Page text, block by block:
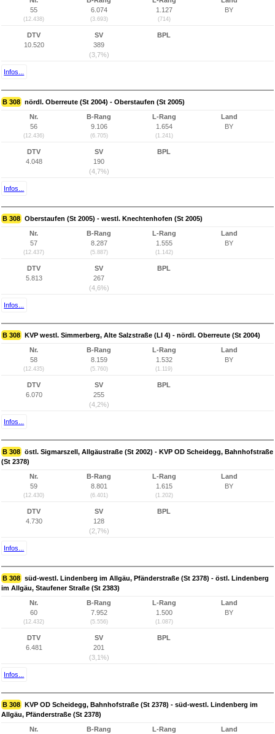
55
(12.438)
6.074
(3.693)
1.127
(714)
BY
DTV
10.520
SV
389
(3,7%)
BPL
Infos...
B 308 nördl. Oberreute (St 2004) - Oberstaufen (St 2005)
Nr.
56
(12.436)
B-Rang
9.106
(6.705)
L-Rang
1.654
(1.241)
Land
BY
DTV
4.048
SV
190
(4,7%)
BPL
Infos...
B 308 Oberstaufen (St 2005) - westl. Knechtenhofen (St 2005)
Nr.
57
(12.437)
B-Rang
8.287
(5.887)
L-Rang
1.555
(1.142)
Land
BY
DTV
5.813
SV
267
(4,6%)
BPL
Infos...
B 308 KVP westl. Simmerberg, Alte Salzstraße (LI 4) - nördl. Oberreute (St 2004)
Nr.
58
(12.435)
B-Rang
8.159
(5.760)
L-Rang
1.532
(1.119)
Land
BY
DTV
6.070
SV
255
(4,2%)
BPL
Infos...
B 308 östl. Sigmarszell, Allgäustraße (St 2002) - KVP OD Scheidegg, Bahnhofstraße
(St 2378)
Nr.
59
(12.430)
B-Rang
8.801
(6.401)
L-Rang
1.615
(1.202)
Land
BY
DTV
4.730
SV
128
(2,7%)
BPL
Infos...
B 308 süd-westl. Lindenberg im Allgäu, Pfänderstraße (St 2378) - östl. Lindenberg
im Allgäu, Staufener Straße (St 2383)
Nr.
60
(12.432)
B-Rang
7.952
(5.556)
L-Rang
1.500
(1.087)
Land
BY
DTV
6.481
SV
201
(3,1%)
BPL
Infos...
B 308 KVP OD Scheidegg, Bahnhofstraße (St 2378) - süd-westl. Lindenberg im
Allgäu, Pfänderstraße (St 2378)
Nr.
B-Rang
L-Rang
Land